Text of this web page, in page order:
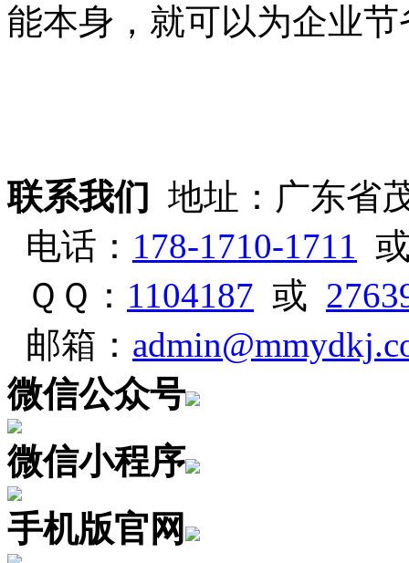
能本身，就可以为企业
联系我们
地址：广东省
电话： 178-1710-1711
ＱＱ： 1104187 或
邮箱：
微信公众号
微信小程序
手机版官网